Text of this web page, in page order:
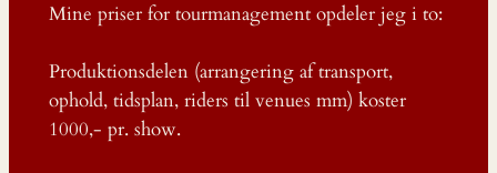
Mine priser for tourmanagement opdeler jeg i to:
Produktionsdelen (arrangering af transport,
ophold, tidsplan, riders til venues mm) koster
1000,- pr. show.